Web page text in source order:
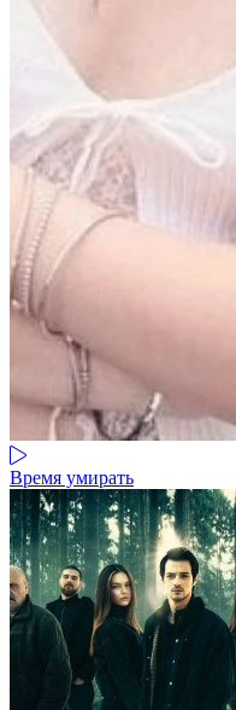
Время умирать